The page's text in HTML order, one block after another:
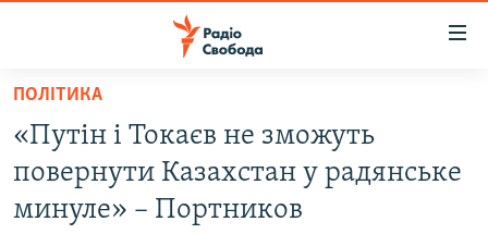
Перейти
основного
матеріалу
Перейти
до
ВСЕ ЗА ДОБУ
СТАТТІ
ПОЛІТИКА
«Путін і Токаєв не зможуть
повернути Казахстан у радянське
минуле» – Портников